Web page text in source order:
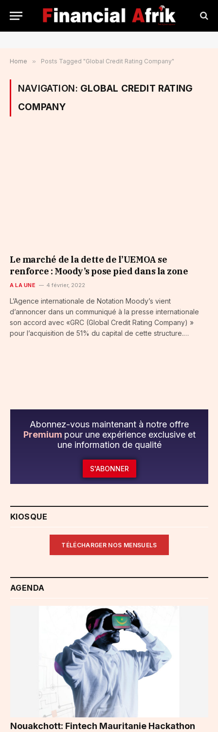
Home » Posts Tagged "Global Credit Rating Company"
NAVIGATION: GLOBAL CREDIT RATING
COMPANY
Le marché de la dette de l’UEMOA se
renforce : Moody’s pose pied dans la zone
A LA UNE 4 février, 2022
L’Agence internationale de Notation Moody’s vient
d’annoncer dans un communiqué à la presse internationale
son accord avec «GRC (Global Credit Rating Company) »
pour l’acquisition de 51% du capital de cette structure.…
Abonnez-vous maintenant à notre offre
Premium pour une expérience exclusive et
une information de qualité
S'ABONNER
KIOSQUE
TÉLÉCHARGER NOS MENSUELS
AGENDA
Nouakchott: Fintech Mauritanie Hackathon